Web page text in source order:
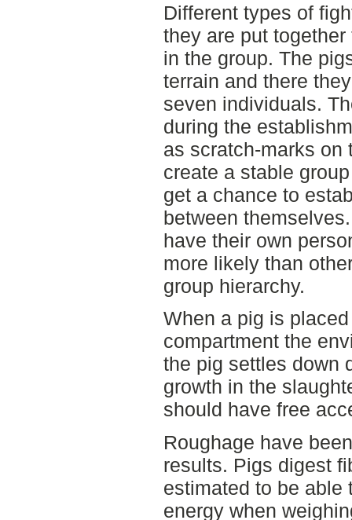
Different types of
they are put
in the group. The
terrain and there
seven individuals.
during the
as scratch-marks on
create a stable
get a chance to
between
have their own
more likely than
group hierarchy.
When a pig is
compartment the
the pig settles down
growth in the
should have free
Roughage have
results. Pigs digest
estimated to be able
energy when